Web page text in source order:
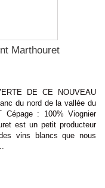
Marthouret
DE CE NOUVEAU
du nord de la vallée du
Cépage : 100% Viognier
est un petit producteur
vins blancs que nous